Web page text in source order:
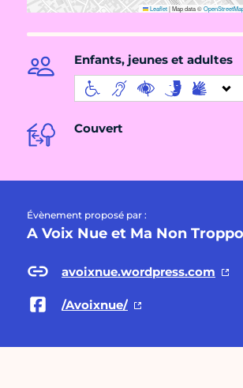
Leaflet|Map data ©
Enfants, jeunes et adultes
Couvert
Évènement proposé par :
A Voix Nue et Ma Non Troppo
avoixnue.wordpress.com
/Avoixnue/